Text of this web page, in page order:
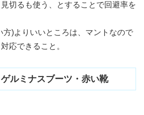
切るも使う、とすることで回避率を
方)よりいいところは、マントなので
応できること。
ルミナスブーツ・赤い靴